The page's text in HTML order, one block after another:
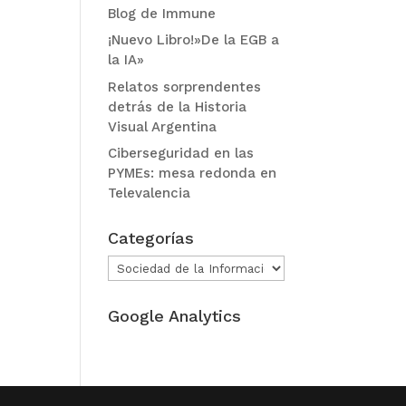
Blog de Immune
¡Nuevo Libro!»De la EGB a
la IA»
Relatos sorprendentes
detrás de la Historia
Visual Argentina
Ciberseguridad en las
PYMEs: mesa redonda en
Televalencia
Categorías
Categorías
Google Analytics